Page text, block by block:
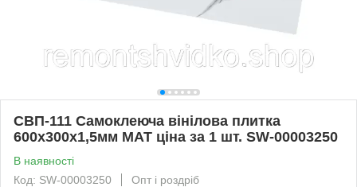
СВП-111 Самоклеюча вінілова плитка
600х300х1,5мм МАТ ціна за 1 шт. SW-00003250
В наявності
Код: SW-00003250
Опт і роздріб